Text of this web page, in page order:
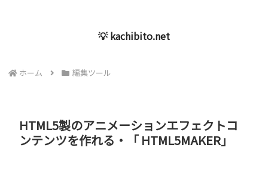
💡 kachibito.net
ホーム 編集ツール
HTML5製のアニメーションエフェクトコ
ンテンツを作れる・「 HTML5MAKER」